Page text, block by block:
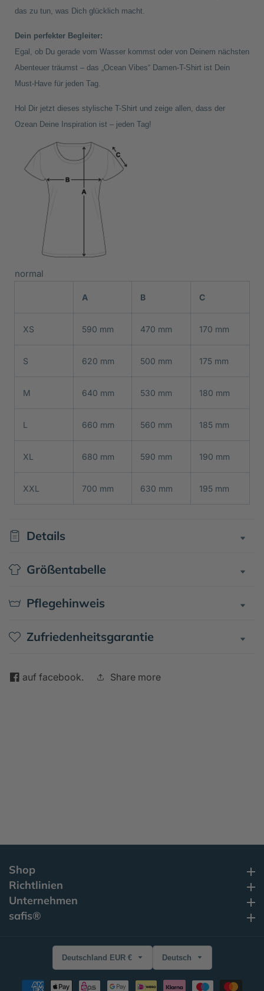
das zu tun, was Dich glücklich macht.
Dein perfekter Begleiter:
Egal, ob Du gerade vom Wasser kommst oder von Deinem nächsten
Abenteuer träumst – das „Ocean Vibes“ Damen-T-Shirt ist Dein
Must-Have für jeden Tag.
Hol Dir jetzt dieses stylische T-Shirt und zeige allen, dass der
Ozean Deine Inspiration ist – jeden Tag!
normal
A B C
XS 590 mm 470 mm 170 mm
S 620 mm 500 mm 175 mm
M 640 mm 530 mm 180 mm
L 660 mm 560 mm 185 mm
XL 680 mm 590 mm 190 mm
XXL 700 mm 630 mm 195 mm
Details
Größentabelle
Pflegehinweis
Zufriedenheitsgarantie
auf facebook. Share more
Shop
Richtlinien
Unternehmen
safis®
Deutschland EUR € Deutsch